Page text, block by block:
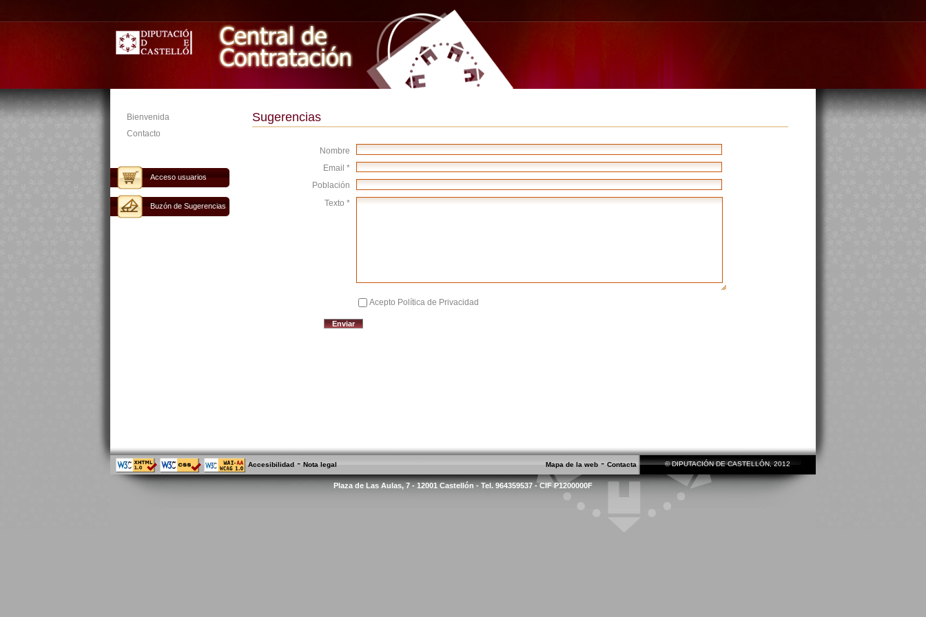
Bienvenida
Contacto
Acceso usuarios
Buzón de Sugerencias
Sugerencias
Nombre
Email *
Población
Texto *
Acepto Política de Privacidad
Accesibilidad - Nota legal Mapa de la web - Contacta © DIPUTACIÓN DE CASTELLÓN, 2012
Plaza de Las Aulas, 7 - 12001 Castellón - Tel. 964359537 - CIF P1200000F